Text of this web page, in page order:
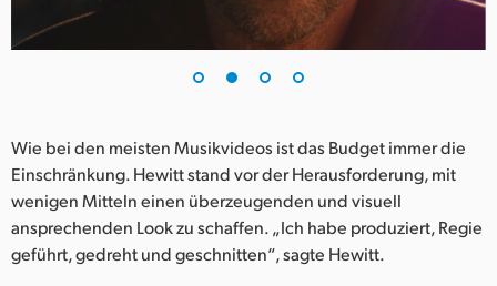
Wie bei den meisten Musikvideos ist das Budget immer die
Einschränkung. Hewitt stand vor der Herausforderung, mit
wenigen Mitteln einen überzeugenden und visuell
ansprechenden Look zu schaffen. „Ich habe produziert, Regie
geführt, gedreht und geschnitten“, sagte Hewitt.